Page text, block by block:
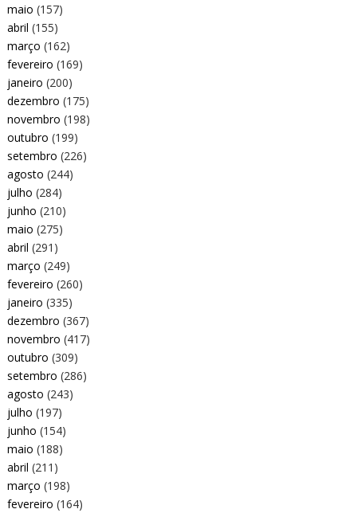
maio (157)
abril (155)
março (162)
fevereiro (169)
janeiro (200)
dezembro (175)
novembro (198)
outubro (199)
setembro (226)
agosto (244)
julho (284)
junho (210)
maio (275)
abril (291)
março (249)
fevereiro (260)
janeiro (335)
dezembro (367)
novembro (417)
outubro (309)
setembro (286)
agosto (243)
julho (197)
junho (154)
maio (188)
abril (211)
março (198)
fevereiro (164)